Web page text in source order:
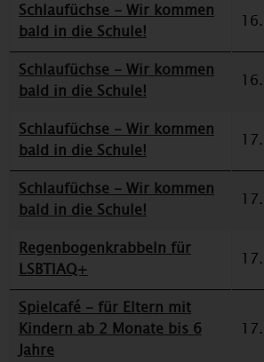
Schlaufüchse - Wir kommen
bald in die Schule!
Schlaufüchse - Wir kommen
bald in die Schule!
Schlaufüchse - Wir kommen
bald in die Schule!
Schlaufüchse - Wir kommen
bald in die Schule!
Regenbogenkrabbeln für
LSBTIAQ+
Spielcafé - für Eltern mit
Kindern ab 2 Monate bis 6
Jahre